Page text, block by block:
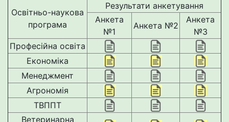
Освітньо-наукова
програма
Результати анкетування
Анкета
№1
Анкета №2
Анкета
№3
Професійна освіта
Економіка
Менеджмент
Агрономія
ТВППТ
Ветеринарна